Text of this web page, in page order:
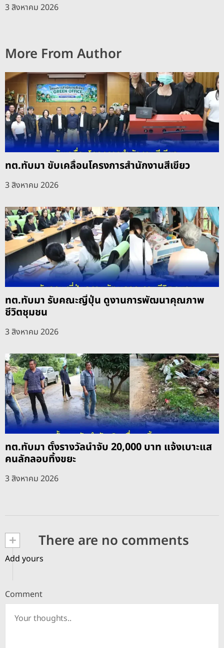
3 สิงหาคม 2026
More From Author
ทต.ทับมา ขับเคลื่อนโครงการสำนักงานสีเขียว
3 สิงหาคม 2026
ทต.ทับมา รับคณะญี่ปุ่น ดูงานการพัฒนาคุณภาพ
ชีวิตชุมชน
3 สิงหาคม 2026
ทต.ทับมา ตั้งรางวัลนำจับ 20,000 บาท แจ้งเบาะแส
คนลักลอบทิ้งขยะ
3 สิงหาคม 2026
+ There are no comments
Add yours
Comment